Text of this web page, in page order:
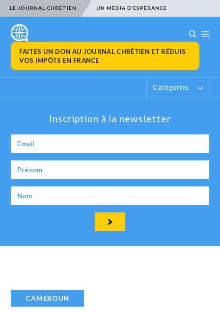
LE JOURNAL CHRÉTIEN UN MÉDIA D’ESPÉRANCE
FAITES UN DON AU JOURNAL CHRÉTIEN ET RÉDUIS
VOS IMPÔTS EN FRANCE
Catégories
Inscription à la newsletter
CAMEROUN